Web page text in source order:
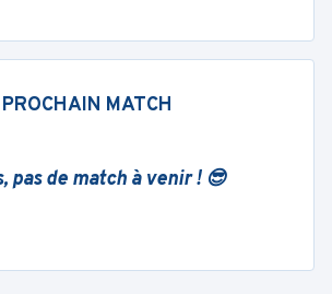
PROCHAIN MATCH
pas de match à venir ! 😎